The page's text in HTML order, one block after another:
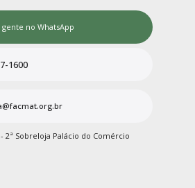
gente no WhatsApp
1600
2ª Sobreloja Palácio do Comércio